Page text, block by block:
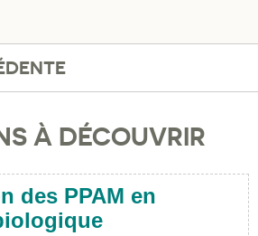
À DÉCOUVRIR
des PPAM en